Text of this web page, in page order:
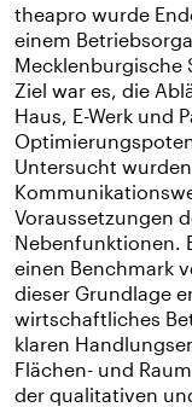
theapro wurde
einem
Mecklenburgische
Ziel war es, die
Haus, E-Werk und
Untersucht
Voraussetzungen
Nebenfunktionen.
einen Benchmark
dieser Grundlage
wirtschaftliches
klaren
Flächen- und
der qualitativen